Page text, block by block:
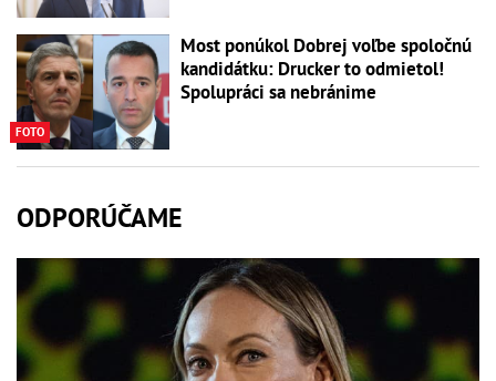
FOTO
Most ponúkol Dobrej voľbe spoločnú
kandidátku: Drucker to odmietol!
Spolupráci sa nebránime
ODPORÚČAME